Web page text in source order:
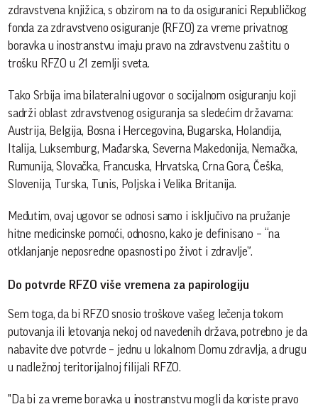
zdravstvena knjižica, s obzirom na to da osiguranici Republičkog
fonda za zdravstveno osiguranje (RFZO) za vreme privatnog
boravka u inostranstvu imaju pravo na zdravstvenu zaštitu o
trošku RFZO u 21 zemlji sveta.
Tako Srbija ima bilateralni ugovor o socijalnom osiguranju koji
sadrži oblast zdravstvenog osiguranja sa sledećim državama:
Austrija, Belgija, Bosna i Hercegovina, Bugarska, Holandija,
Italija, Luksemburg, Mađarska, Severna Makedonija, Nemačka,
Rumunija, Slovačka, Francuska, Hrvatska, Crna Gora, Češka,
Slovenija, Turska, Tunis, Poljska i Velika Britanija.
Međutim, ovaj ugovor se odnosi samo i isključivo na pružanje
hitne medicinske pomoći, odnosno, kako je definisano – “na
otklanjanje neposredne opasnosti po život i zdravlje”.
Do potvrde RFZO više vremena za papirologiju
Sem toga, da bi RFZO snosio troškove vašeg lečenja tokom
putovanja ili letovanja nekoj od navedenih država, potrebno je da
nabavite dve potvrde – jednu u lokalnom Domu zdravlja, a drugu
u nadležnoj teritorijalnoj filijali RFZO.
"Da bi za vreme boravka u inostranstvu mogli da koriste pravo